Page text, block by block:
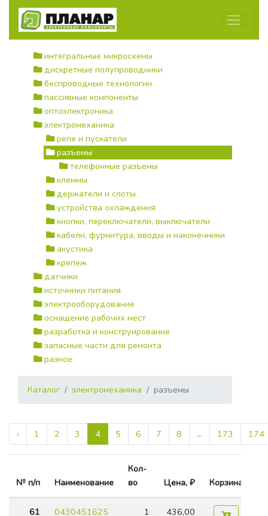
интегральные микросхемы
дискретные полупроводники
беспроводные технологии
пассивные компоненты
оптоэлектроника
электромеханика
реле и пускатели
разъемы
телефонные разъемы
клеммы
держатели и слоты
устройства охлаждения
кнопки, переключатели, выключатели
кабели, фурнитура, вводы и наконечники
акустика
крепеж
датчики
источники питания
электрооборудование
оснащение рабочих мест
разработка и конструирование
запасные части для ремонта
разное
Каталог электромеханика разъемы
‹ 1 2 3 4 5 6 7 8 ... 173 174
№ п/п Наименование
Кол-
во
Цена, ₽ Корзина
61 0430451625 1 436,00